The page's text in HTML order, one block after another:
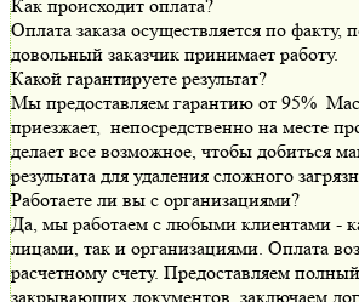
Как происходит оплата?
Оплата заказа осуществляется по факту,
довольный заказчик принимает работу.
Какой гарантируете результат?
Мы предоставляем гарантию от 95%
приезжает, непосредственно на месте
делает все возможное, чтобы добиться
результата для удаления сложного
Работаете ли вы с организациями?
Да, мы работаем с любыми клиентами -
лицами, так и организациями. Оплата
расчетному счету. Предоставляем
закрывающих документов, заключаем